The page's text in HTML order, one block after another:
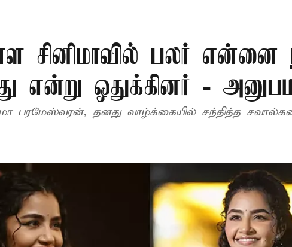
சினிமாவில் பலர் என்னை
என்று ஒதுக்கினர் -
பரமேஸ்வரன், தனது வாழ்க்கையில் சந்தித்த